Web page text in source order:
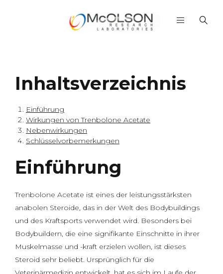
Inhaltsverzeichnis
Einführung
Wirkungen von Trenbolone Acetate
Nebenwirkungen
Schlüsselvorbemerkungen
Einführung
Trenbolone Acetate ist eines der leistungsstärksten
anabolen Steroide, das in der Welt des Bodybuildings
und des Kraftsports verwendet wird. Besonders bei
Bodybuildern, die eine signifikante Einschnitte in ihrer
Muskelmasse und -kraft erzielen wollen, ist dieses
Steroid sehr beliebt. Ursprünglich für die